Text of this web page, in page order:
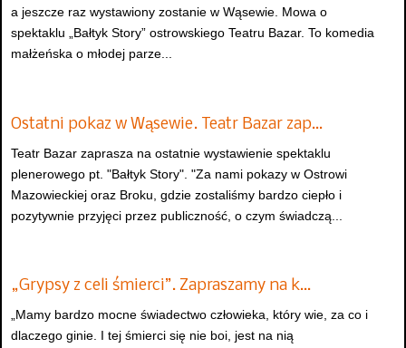
a jeszcze raz wystawiony zostanie w Wąsewie. Mowa o
spektaklu „Bałtyk Story” ostrowskiego Teatru Bazar. To komedia
małżeńska o młodej parze...
Ostatni pokaz w Wąsewie. Teatr Bazar zap…
Teatr Bazar zaprasza na ostatnie wystawienie spektaklu
plenerowego pt. "Bałtyk Story". "Za nami pokazy w Ostrowi
Mazowieckiej oraz Broku, gdzie zostaliśmy bardzo ciepło i
pozytywnie przyjęci przez publiczność, o czym świadczą...
„Grypsy z celi śmierci”. Zapraszamy na k…
„Mamy bardzo mocne świadectwo człowieka, który wie, za co i
dlaczego ginie. I tej śmierci się nie boi, jest na nią